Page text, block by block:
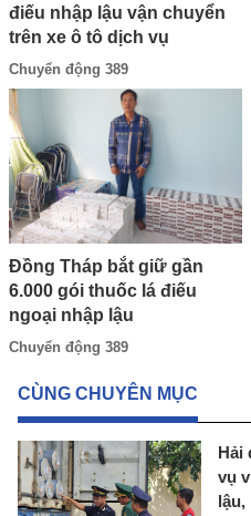
điếu nhập lậu vận chuyển
trên xe ô tô dịch vụ
Chuyển động 389
Đồng Tháp bắt giữ gần
6.000 gói thuốc lá điếu
ngoại nhập lậu
Chuyển động 389
CÙNG CHUYÊN MỤC
Hải
vụ
lậu,